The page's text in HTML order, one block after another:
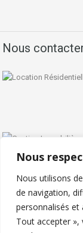
Nous
Nous utilisons
de navigation,
personnalisés et
Tout accepter
Nous
Copyright © 2026